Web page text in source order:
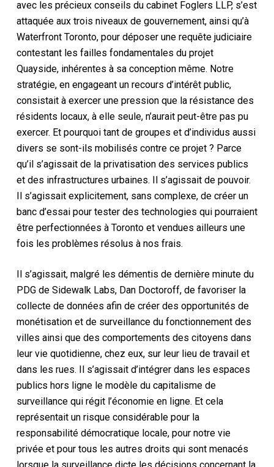
avec les précieux conseils du cabinet Foglers LLP, s’est
attaquée aux trois niveaux de gouvernement, ainsi qu’à
Waterfront Toronto, pour déposer une requête judiciaire
contestant les failles fondamentales du projet
Quayside, inhérentes à sa conception même. Notre
stratégie, en engageant un recours d’intérêt public,
consistait à exercer une pression que la résistance des
résidents locaux, à elle seule, n’aurait peut-être pas pu
exercer. Et pourquoi tant de groupes et d’individus aussi
divers se sont-ils mobilisés contre ce projet ? Parce
qu’il s’agissait de la privatisation des services publics
et des infrastructures urbaines. Il s’agissait de pouvoir.
Il s’agissait explicitement, sans complexe, de créer un
banc d’essai pour tester des technologies qui pourraient
être perfectionnées à Toronto et vendues ailleurs une
fois les problèmes résolus à nos frais.
Il s’agissait, malgré les démentis de dernière minute du
PDG de Sidewalk Labs, Dan Doctoroff, de favoriser la
collecte de données afin de créer des opportunités de
monétisation et de surveillance du fonctionnement des
villes ainsi que des comportements des citoyens dans
leur vie quotidienne, chez eux, sur leur lieu de travail et
dans les rues. Il s’agissait d’intégrer dans les espaces
publics hors ligne le modèle du capitalisme de
surveillance qui régit l’économie en ligne. Et cela
représentait un risque considérable pour la
responsabilité démocratique locale, pour notre vie
privée et pour tous les autres droits qui sont menacés